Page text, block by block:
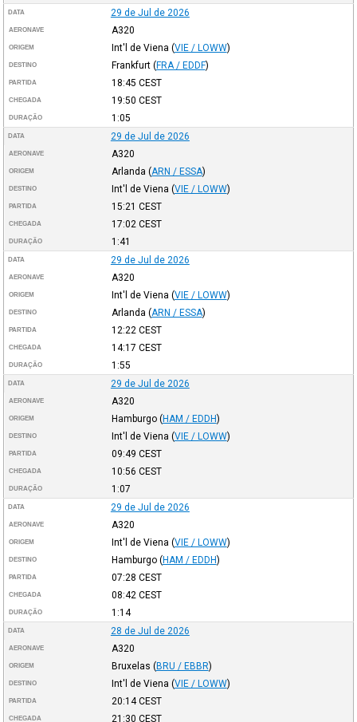
DATA 29 de Jul de 2026
AERONAVE A320
ORIGEM Int'l de Viena (VIE / LOWW)
DESTINO Frankfurt (FRA / EDDF)
PARTIDA 18:45 CEST
CHEGADA 19:50 CEST
DURAÇÃO 1:05
DATA 29 de Jul de 2026
AERONAVE A320
ORIGEM Arlanda (ARN / ESSA)
DESTINO Int'l de Viena (VIE / LOWW)
PARTIDA 15:21 CEST
CHEGADA 17:02 CEST
DURAÇÃO 1:41
DATA 29 de Jul de 2026
AERONAVE A320
ORIGEM Int'l de Viena (VIE / LOWW)
DESTINO Arlanda (ARN / ESSA)
PARTIDA 12:22 CEST
CHEGADA 14:17 CEST
DURAÇÃO 1:55
DATA 29 de Jul de 2026
AERONAVE A320
ORIGEM Hamburgo (HAM / EDDH)
DESTINO Int'l de Viena (VIE / LOWW)
PARTIDA 09:49 CEST
CHEGADA 10:56 CEST
DURAÇÃO 1:07
DATA 29 de Jul de 2026
AERONAVE A320
ORIGEM Int'l de Viena (VIE / LOWW)
DESTINO Hamburgo (HAM / EDDH)
PARTIDA 07:28 CEST
CHEGADA 08:42 CEST
DURAÇÃO 1:14
DATA 28 de Jul de 2026
AERONAVE A320
ORIGEM Bruxelas (BRU / EBBR)
DESTINO Int'l de Viena (VIE / LOWW)
PARTIDA 20:14CEST
CHEGADA 21:30 CEST